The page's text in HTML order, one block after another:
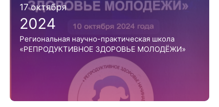
17 октября
2024
Региональная научно-практическая школа
«РЕПРОДУКТИВНОЕ ЗДОРОВЬЕ МОЛОДЁЖИ»